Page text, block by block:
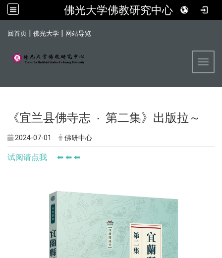
佛光大学佛教研究中心
回首页 | 佛光大学 | 网站导览
《宜兰县佛寺志 ‧ 第二集》出版拉～
2024-07-01 佛研中心
试阅请点我 ⬅ ⬅ ⬅